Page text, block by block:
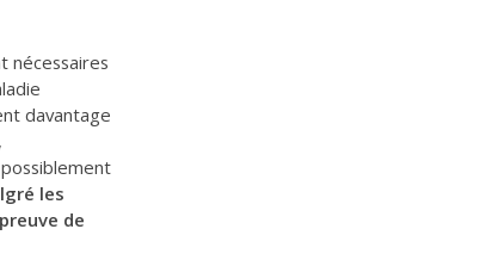
nécessaires
davantage
les
de